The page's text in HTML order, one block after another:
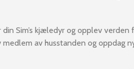
Sim’s kjæledyr og opplev verden
medlem av husstanden og oppdag